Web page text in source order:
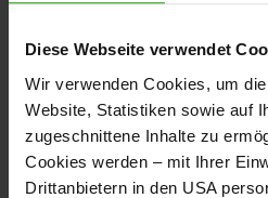
Diese Webseite verwendet
Wir verwenden Cookies, um
Website, Statistiken sowie auf
zugeschnittene Inhalte zu
Cookies werden – mit Ihrer
Drittanbietern in den USA